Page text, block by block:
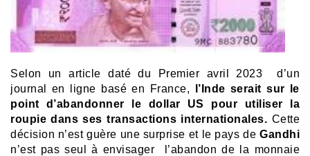
Selon un article daté du Premier avril 2023 d’un
journal en ligne basé en France,
l’Inde serait sur le
point d’abandonner le dollar US pour utiliser la
roupie dans ses transactions internationales. Cette
décision n’est guère une surprise et le pays de Gandhi
n’est pas seul à envisager l’abandon de la monnaie